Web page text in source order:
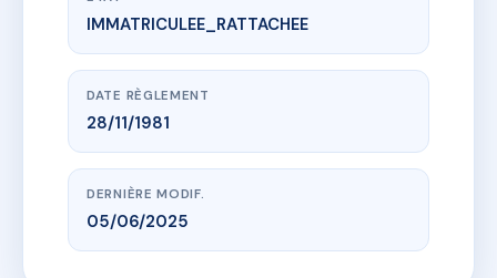
www.vme.plus/AB6579163
LE VICTOR HUGO
r victor hugo, 69700 Givors
IMMATRICULEE_RATTACHEE
DATE RÈGLEMENT
28/11/1981
DERNIÈRE MODIF.
05/06/2025